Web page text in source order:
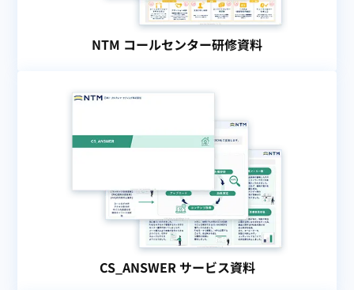
NTM コールセンター研修資料
CS_ANSWER サービス資料